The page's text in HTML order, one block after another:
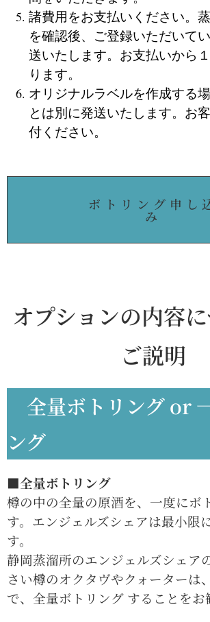
諸費用をお支払いください。
を確認後、ご登録いただいて
送いたします。お支払いから
ります。
オリジナルラベルを作成する
とは別に発送いたします。お
付ください。
ボトリング申し
み
オプションの内容
ご説明
全量ボトリング or
ング
■全量ボトリング
樽の中の全量の原酒を、一度にボ
す。エンジェルズシェアは最小限
す。
静岡蒸溜所のエンジェルズシェア
さい樽のオクタヴやクォーターは
で、全量ボトリング することをお